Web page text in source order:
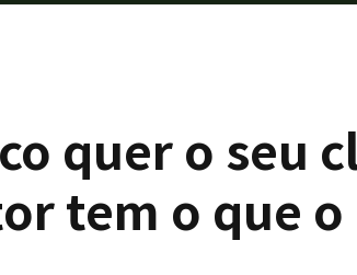
quer o seu
tem o que